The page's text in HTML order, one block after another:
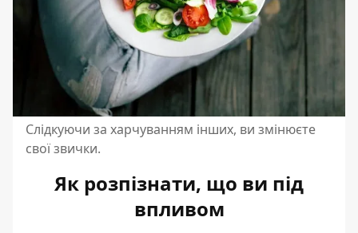
Слідкуючи за харчуванням інших, ви змінюєте
свої звички.
Як розпізнати, що ви під
впливом